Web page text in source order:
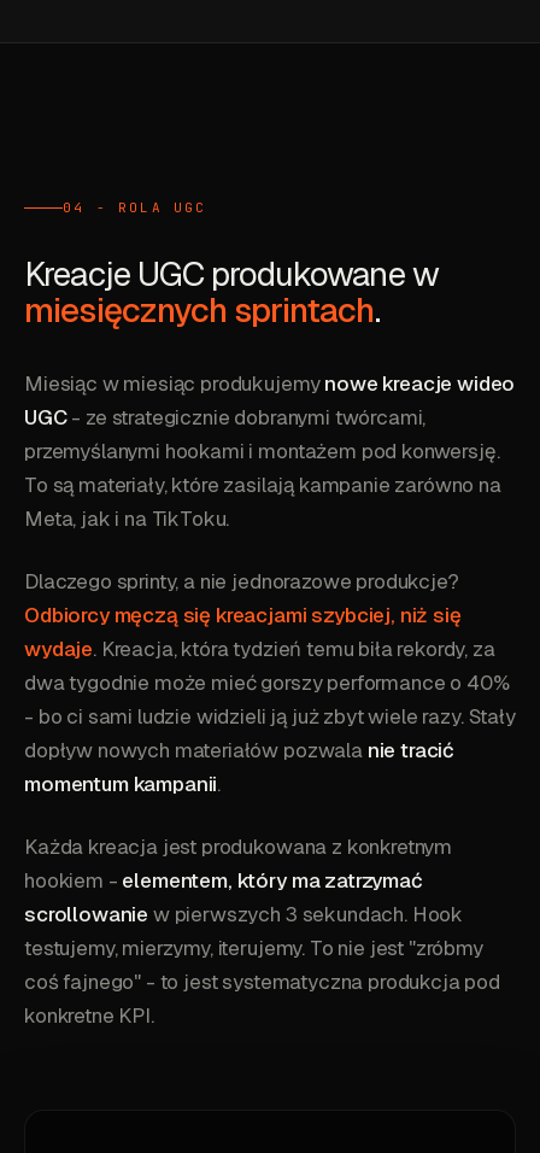
04 - ROLA UGC
Kreacje UGC produkowane w
miesięcznych sprintach.
Miesiąc w miesiąc produkujemynowe kreacje wideo
UGC- ze strategicznie dobranymi twórcami,
przemyślanymi hookami i montażem pod konwersję.
To są materiały, które zasilają kampanie zarówno na
Meta, jak i na TikToku.
Dlaczego sprinty, a nie jednorazowe produkcje?
Odbiorcy męczą się kreacjami szybciej, niż się
wydaje. Kreacja, która tydzień temu biła rekordy, za
dwa tygodnie może mieć gorszy performance o 40%
- bo ci sami ludzie widzieli ją już zbyt wiele razy. Stały
dopływ nowych materiałów pozwala nie tracić
momentum kampanii.
Każda kreacja jest produkowana z konkretnym
hookiem - elementem, który ma zatrzymać
scrollowanie w pierwszych 3 sekundach. Hook
testujemy, mierzymy, iterujemy. To nie jest "zróbmy
coś fajnego" - to jest systematyczna produkcja pod
konkretne KPI.